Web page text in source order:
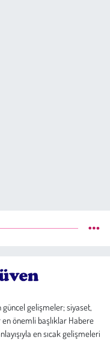
gelişmeler; siyaset,
önemli başlıklar Habere
en sıcak gelişmeleri